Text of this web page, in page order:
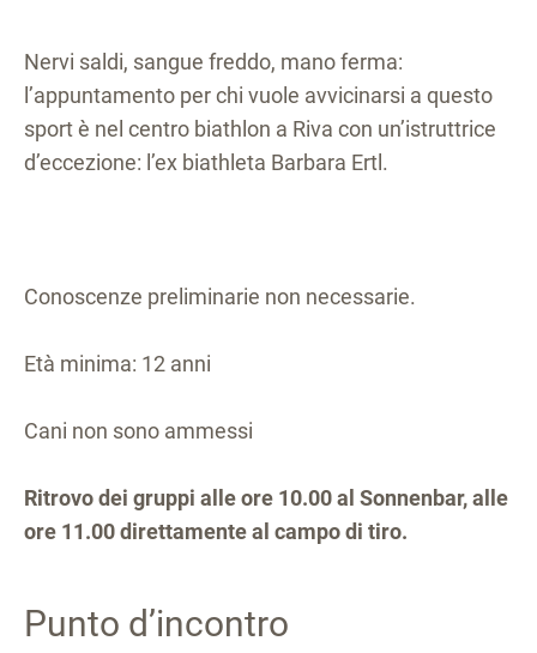
Nervi saldi, sangue freddo, mano ferma:
l’appuntamento per chi vuole avvicinarsi a questo
sport è nel centro biathlon a Riva con un’istruttrice
d’eccezione: l’ex biathleta Barbara Ertl.
Conoscenze preliminarie non necessarie.
Età minima: 12 anni
Cani non sono ammessi
Ritrovo dei gruppi alle ore 10.00 al Sonnenbar, alle
ore 11.00 direttamente al campo di tiro.
Punto d’incontro